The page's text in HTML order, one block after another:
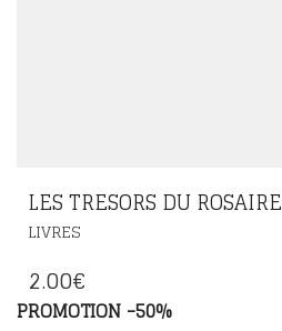
LES TRESORS DU ROSAIRE
LIVRES
2.00€
PROMOTION -50%